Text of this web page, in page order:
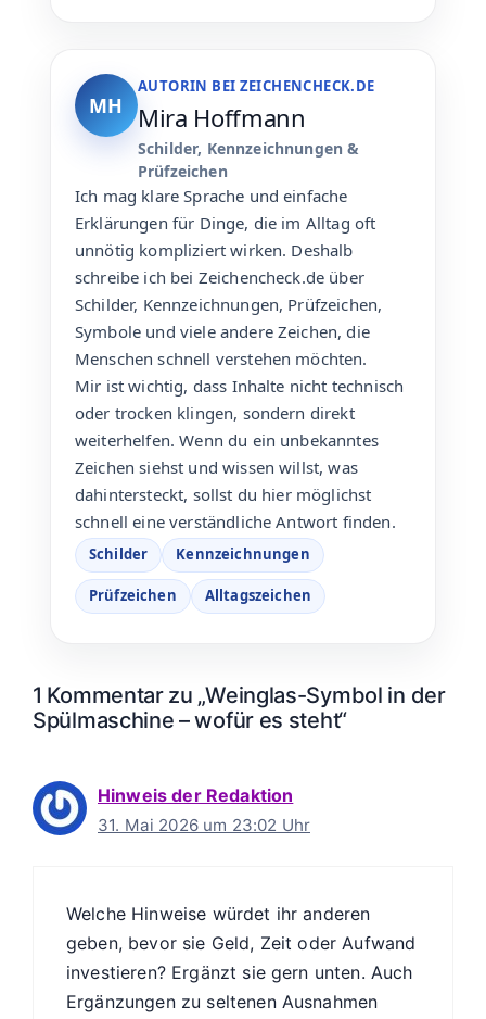
MH
AUTORIN BEI ZEICHENCHECK.DE
Mira Hoffmann
Schilder, Kennzeichnungen &
Prüfzeichen
Ich mag klare Sprache und einfache
Erklärungen für Dinge, die im Alltag oft
unnötig kompliziert wirken. Deshalb
schreibe ich bei Zeichencheck.de über
Schilder, Kennzeichnungen, Prüfzeichen,
Symbole und viele andere Zeichen, die
Menschen schnell verstehen möchten.
Mir ist wichtig, dass Inhalte nicht technisch
oder trocken klingen, sondern direkt
weiterhelfen. Wenn du ein unbekanntes
Zeichen siehst und wissen willst, was
dahintersteckt, sollst du hier möglichst
schnell eine verständliche Antwort finden.
Schilder Kennzeichnungen
Prüfzeichen Alltagszeichen
1 Kommentar zu „Weinglas-Symbol in der
Spülmaschine – wofür es steht“
Hinweis der Redaktion
31. Mai 2026 um 23:02 Uhr
Welche Hinweise würdet ihr anderen
geben, bevor sie Geld, Zeit oder Aufwand
investieren? Ergänzt sie gern unten. Auch
Ergänzungen zu seltenen Ausnahmen